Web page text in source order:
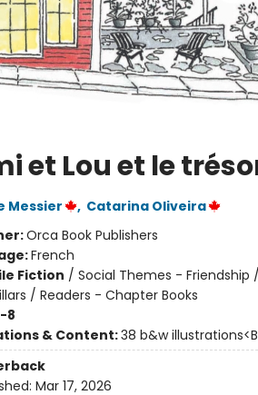
et Lou et le
Messier , Catarina Oliveira
Orca Book Publishers
French
Fiction / Social Themes -
/ Readers - Chapter Books
8
& Content:38 b&w
Mar 17, 2026